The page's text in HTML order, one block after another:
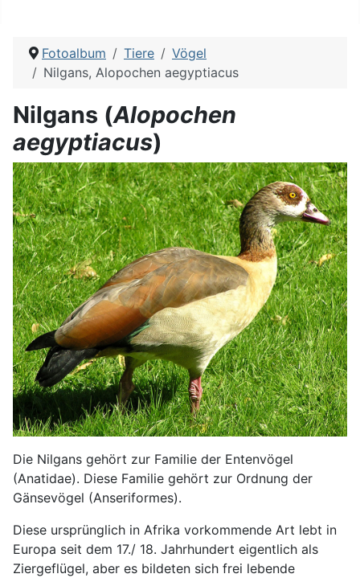
Fotoalbum Tiere
Vögel
Nilgans, Alopochen aegyptiacus
Nilgans (Alopochen
aegyptiacus)
Die Nilgans gehört zur Familie der Entenvögel
(Anatidae). Diese Familie gehört zur Ordnung der
Gänsevögel (Anseriformes).
Diese ursprünglich in Afrika vorkommende Art lebt in
Europa seit dem 17./ 18. Jahrhundert eigentlich als
Ziergeflügel, aber es bildeten sich frei lebende